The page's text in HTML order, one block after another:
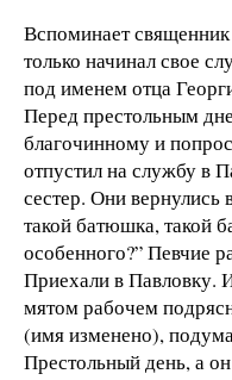
Вспоминает
только начинал свое
под именем отца
Перед престольным
благочинному и
отпустил на службу в
сестер. Они
такой батюшка, такой
особенного?” Певчие
Приехали в Павловку.
мятом рабочем
(имя изменено),
Престольный день, а